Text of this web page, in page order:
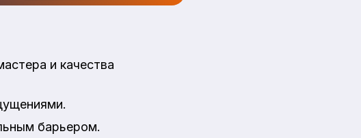
и качества
барьером.